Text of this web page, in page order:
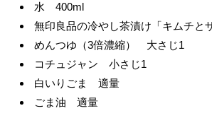
水 400ml
無印良品の冷やし茶漬け「キムチ
めんつゆ（3倍濃縮） 大さじ1
コチュジャン 小さじ1
白いりごま 適量
ごま油 適量